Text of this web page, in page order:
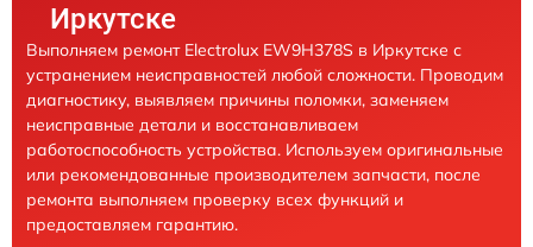
Иркутске
Выполняем ремонт Electrolux EW9H378S в Иркутске с
устранением неисправностей любой сложности. Проводим
диагностику, выявляем причины поломки, заменяем
неисправные детали и восстанавливаем
работоспособность устройства. Используем оригинальные
или рекомендованные производителем запчасти, после
ремонта выполняем проверку всех функций и
предоставляем гарантию.